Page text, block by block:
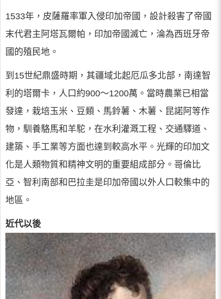
1533年，皮薩羅率軍入侵印加帝國，設計殺害了帝國
末代君主阿塔瓦爾帕，印加帝國滅亡，淪為西班牙帝
國的殖民地。
到15世紀鼎盛時期，其疆域北起厄瓜多北部，南達智
利的塔爾卡，人口約900～1200萬。當時農業已相當
發達，栽培玉米、豆類、馬鈴薯、木薯、昆諾阿等作
物，馴養駱馬和羊駝，在水利灌溉工程、交通驛道、
建築、手工業等方面也達到較高水平。光輝的印加文
化是人類物質和精神文明的重要組成部分。哥倫比
亞、智利南部和巴拉圭是印加帝國以外人口較集中的
地區。
近代以後